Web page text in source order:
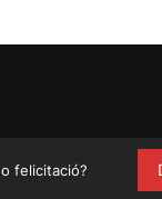
felicitació?